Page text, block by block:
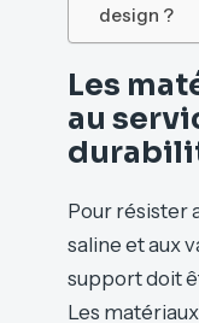
design ?
Les
au
Pour résister
saline et aux
support doit
Les